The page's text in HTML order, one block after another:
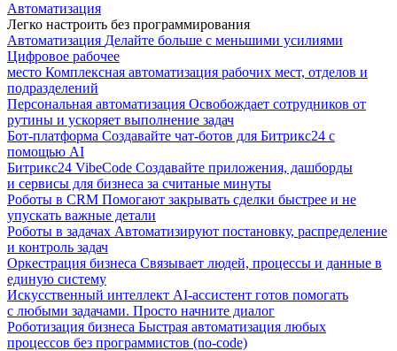
Автоматизация
Легко настроить без программирования
Автоматизация Делайте больше с меньшими усилиями
Цифровое рабочее
место Комплексная автоматизация рабочих мест, отделов и
подразделений
Персональная автоматизация Освобождает сотрудников от
рутины и ускоряет выполнение задач
Бот-платформа Создавайте чат-ботов для Битрикс24 с
помощью AI
Битрикс24 VibeCode Создавайте приложения, дашборды
и сервисы для бизнеса за считаные минуты
Роботы в CRM Помогают закрывать сделки быстрее и не
упускать важные детали
Роботы в задачах Автоматизируют постановку, распределение
и контроль задач
Оркестрация бизнеса Связывает людей, процессы и данные в
единую систему
Искусственный интеллект AI-ассистент готов помогать
с любыми задачами. Просто начните диалог
Роботизация бизнеса Быстрая автоматизация любых
процессов без программистов (no-code)